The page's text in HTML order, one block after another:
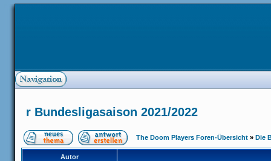
r Bundesligasaison 2021/2022
The Doom Players Foren-Übersicht » Die
Autor